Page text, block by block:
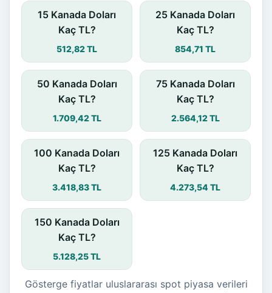
15 Kanada Doları
Kaç TL?
512,82 TL
25 Kanada Doları
Kaç TL?
854,71 TL
50 Kanada Doları
Kaç TL?
1.709,42 TL
75 Kanada Doları
Kaç TL?
2.564,12 TL
100 Kanada Doları
Kaç TL?
3.418,83 TL
125 Kanada Doları
Kaç TL?
4.273,54 TL
150 Kanada Doları
Kaç TL?
5.128,25 TL
Gösterge fiyatlar uluslararası spot piyasa verileri